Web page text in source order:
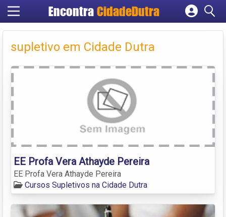
Encontra CidadeDutra
Cadastrar empresa
Criar conta
supletivo em Cidade Dutra
EE Profa Vera Athayde Pereira
EE Profa Vera Athayde Pereira
Cursos Supletivos na Cidade Dutra